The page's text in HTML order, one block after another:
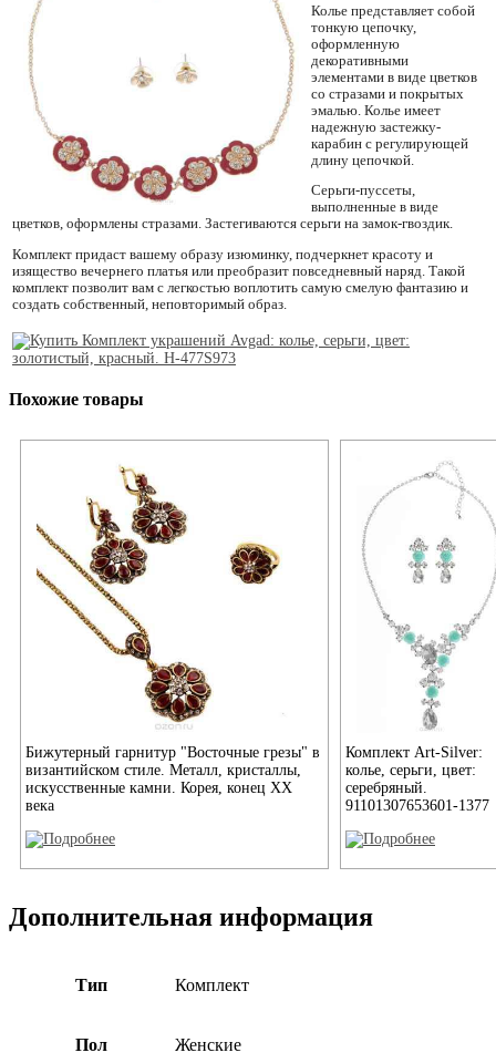
Колье представляет собой
тонкую цепочку,
оформленную
декоративными
элементами в виде цветков
со стразами и покрытых
эмалью. Колье имеет
надежную застежку-
карабин с регулирующей
длину цепочкой.
Серьги-пуссеты,
выполненные в виде
цветков, оформлены стразами. Застегиваются серьги на замок-гвоздик.
Комплект придаст вашему образу изюминку, подчеркнет красоту и
изящество вечернего платья или преобразит повседневный наряд. Такой
комплект позволит вам с легкостью воплотить самую смелую фантазию и
создать собственный, неповторимый образ.
Похожие товары
Бижутерный гарнитур "Восточные грезы" в
византийском стиле. Металл, кристаллы,
искусственные камни. Корея, конец XX
века
Комплект Art-Silver:
колье, серьги, цвет:
серебряный.
91101307653601-1377
Дополнительная информация
Тип Комплект
Пол Женские